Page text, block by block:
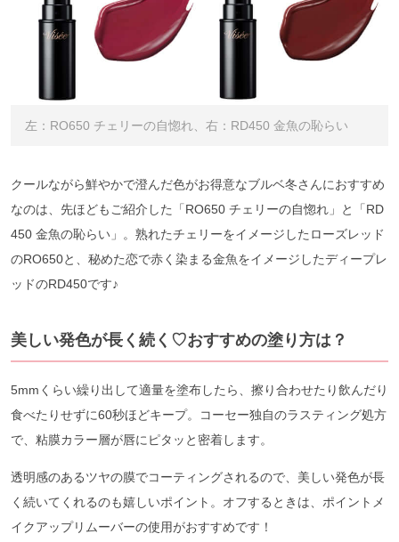
左：RO650 チェリーの自惚れ、右：RD450 金魚の恥らい
クールながら鮮やかで澄んだ色がお得意なブルベ冬さんにおすすめ
なのは、先ほどもご紹介した「RO650 チェリーの自惚れ」と「RD
450 金魚の恥らい」。熟れたチェリーをイメージしたローズレッド
のRO650と、秘めた恋で赤く染まる金魚をイメージしたディープレ
ッドのRD450です♪
美しい発色が長く続く♡おすすめの塗り方は？
5mmくらい繰り出して適量を塗布したら、擦り合わせたり飲んだり
食べたりせずに60秒ほどキープ。コーセー独自のラスティング処方
で、粘膜カラー層が唇にピタッと密着します。
透明感のあるツヤの膜でコーティングされるので、美しい発色が長
く続いてくれるのも嬉しいポイント。オフするときは、ポイントメ
イクアップリムーバーの使用がおすすめです！